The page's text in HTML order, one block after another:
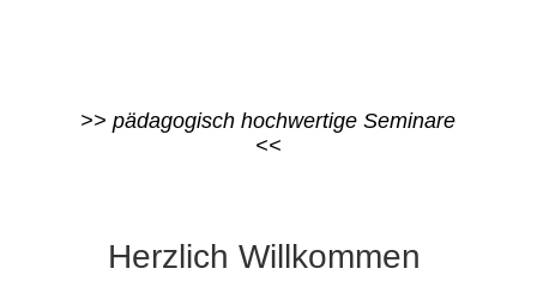
>> pädagogisch hochwertige Seminare
<<
Herzlich Willkommen